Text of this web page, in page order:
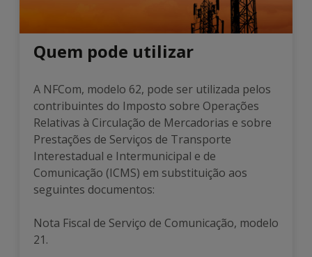
Quem pode utilizar
A NFCom, modelo 62, pode ser utilizada pelos
contribuintes do Imposto sobre Operações
Relativas à Circulação de Mercadorias e sobre
Prestações de Serviços de Transporte
Interestadual e Intermunicipal e de
Comunicação (ICMS) em substituição aos
seguintes documentos:
Nota Fiscal de Serviço de Comunicação, modelo
21.